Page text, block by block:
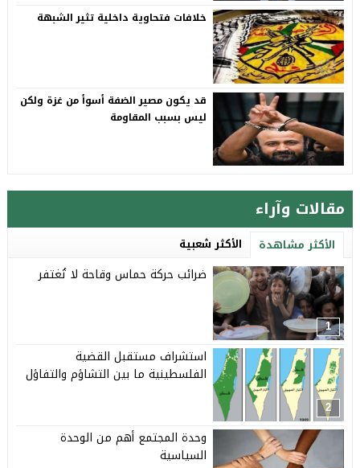
خلافات فتحاوية داخلية تثير الشبهة
قد يكون مصير الضفة أسوأ من غزة ولكن
ليس بسبب المقاومة
مقالات وآراء
الأكثر مشاهدة الأكثر شعبية
1
ضرائب حركة حماس وقاحة لا تُغتفر
2
استشراف مستقبل القضية
الفلسطينية ما بين التشاؤم والتفاؤل
وحدة المجتمع أهم من الوحدة
السياسية